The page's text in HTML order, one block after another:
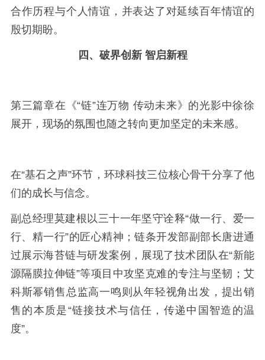
合作历程与个人情谊，并表达了对延续百年情谊的
殷切期盼。
四、破界创新 智启新程
第三篇章在《“链”连万物 传动未来》的光影中徐徐
展开，现场的氛围也随之转向更加坚定的未来感。
在“基石之声”环节，环球科技三位核心骨干分享了他
们的成长与信念。
副总经理莫建根以三十一年坚守诠释“做一行、爱一
行、精一行”的匠心精神；链条开发部副部长唐进通
过展示海苔链与研发案例，展现了技术团队在“新能
源隔膜拉伸链”等项目中攻坚克难的专注与坚韧；艾
科斯幂销售总监高一鸣则从年轻视角出发，提出销
售的本质是“链接技术与信任，传递中国智造的温
度”。